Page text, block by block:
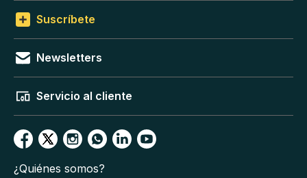
Suscríbete
Newsletters
Servicio al cliente
¿Quiénes somos?